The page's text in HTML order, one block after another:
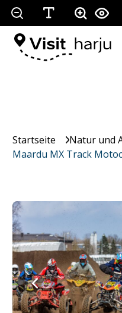
Startseite Natur und
Maardu MX Track